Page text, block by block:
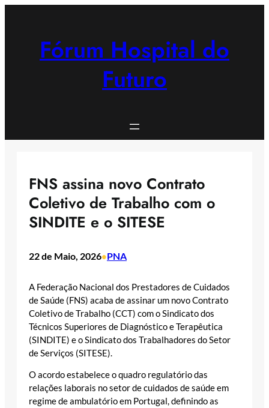
Fórum Hospital do
Futuro
FNS assina novo Contrato
Coletivo de Trabalho com o
SINDITE e o SITESE
22 de Maio, 2026•PNA
A Federação Nacional dos Prestadores de Cuidados
de Saúde (FNS) acaba de assinar um novo Contrato
Coletivo de Trabalho (CCT) com o Sindicato dos
Técnicos Superiores de Diagnóstico e Terapêutica
(SINDITE) e o Sindicato dos Trabalhadores do Setor
de Serviços (SITESE).
O acordo estabelece o quadro regulatório das
relações laborais no setor de cuidados de saúde em
regime de ambulatório em Portugal, definindo as